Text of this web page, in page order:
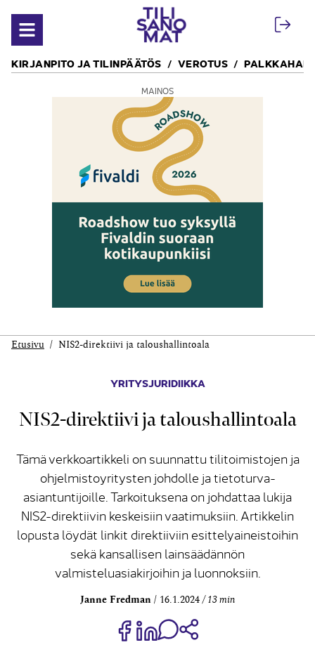
Avaa valikko
KIRJANPITO JA TILINPÄÄTÖS VEROTUS
MAINOS
Etusivu NIS2-direktiivi ja talous­hallinto­ala
YRITYSJURIDIIKKA
NIS2-direktiivi ja talous­hallinto­ala
Tämä verkkoartikkeli on suunnattu tilitoimistojen ja
ohjelmistoyritysten johdolle ja tietoturva-
asiantuntijoille. Tarkoituksena on johdattaa lukija
NIS2-direktiivin keskeisiin vaatimuksiin. Artikkelin
lopusta löydät linkit direktiiviin esittelyaineistoihin
sekä kansallisen lainsäädännön
valmisteluasiakirjoihin ja luonnoksiin.
Janne Fredman 16.1.2024 13 min
Jaa Share on Facebook
Jaa Share on LinkedIn
Jaa WhatsApp-viestinä